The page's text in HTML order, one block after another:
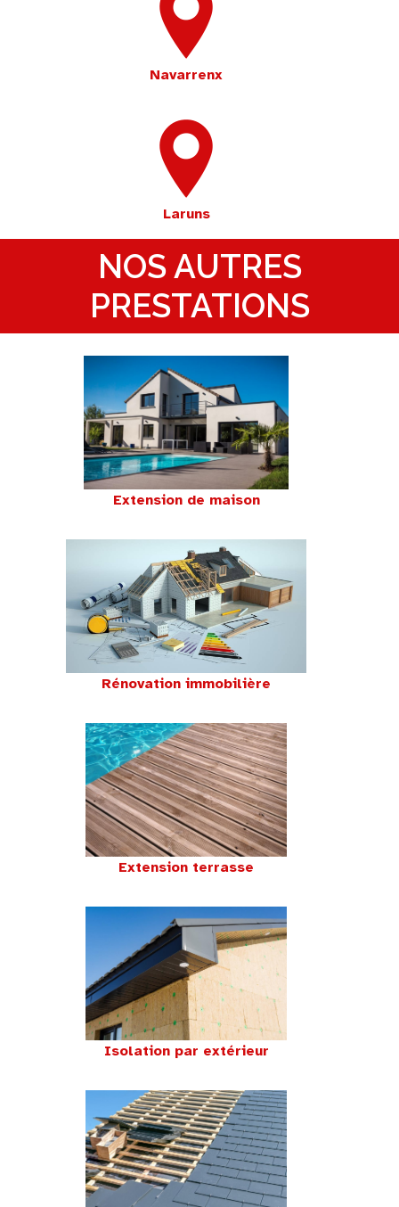
Navarrenx
Laruns
NOS AUTRES
PRESTATIONS
Extension de maison
Rénovation immobilière
Extension terrasse
Isolation par extérieur